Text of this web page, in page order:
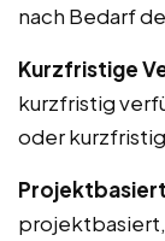
nach Bedarf
Kurzfristige
kurzfristig
oder